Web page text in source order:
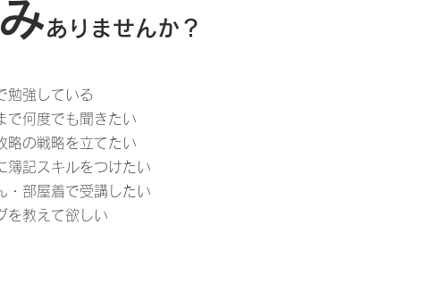
ありませんか？
勉強している
で何度でも聞きたい
略の戦略を立てたい
簿記スキルをつけたい
・部屋着で受講したい
を教えて欲しい